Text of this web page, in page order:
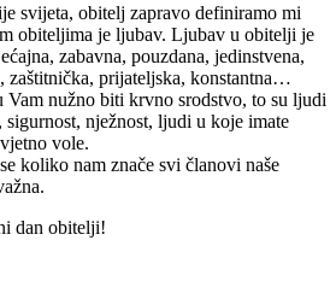
svijeta, obitelj zapravo definiramo mi
obiteljima je ljubav. Ljubav u obitelji je
zabavna, pouzdana, jedinstvena,
zaštitnička, prijateljska, konstantna…
nužno biti krvno srodstvo, to su ljudi
nježnost, ljudi u koje imate
vole.
koliko nam znače svi članovi naše
dan obitelji!